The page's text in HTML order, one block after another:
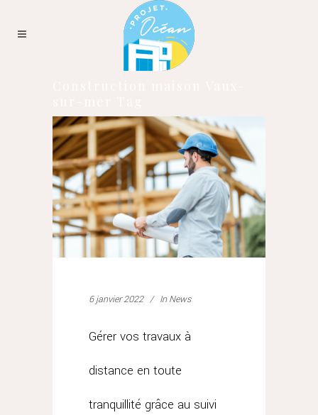
6 janvier 2022 In News
Gérer vos travaux à
distance en toute
tranquillité grâce au suivi